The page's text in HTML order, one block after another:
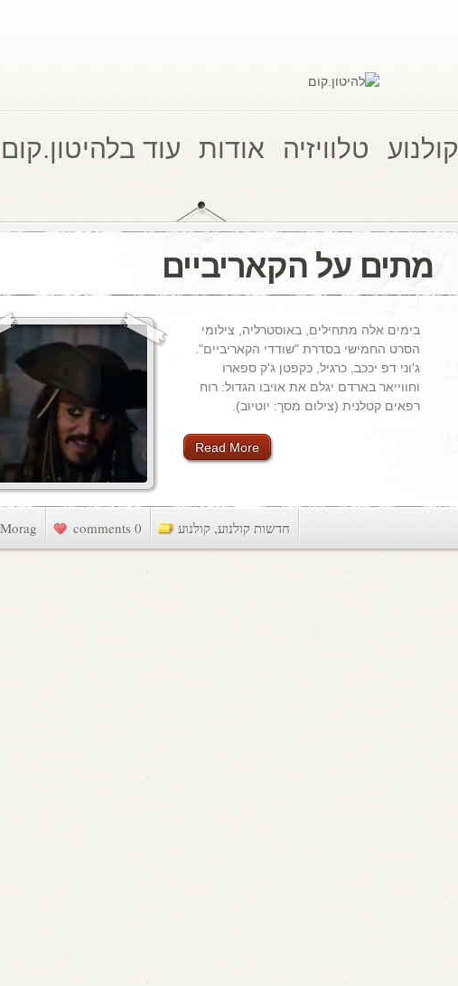
קולנוע טלוויזיה אודות עוד בלהיטון.קום
מתים על הקאריביים
בימים אלה מתחילים, באוסטרליה, צילומי
הסרט החמישי בסדרת "שודדי הקאריביים".
ג'וני דפ יככב, כרגיל, כקפטן ג'ק ספארו
וחווייאר בארדם יגלם את אויבו הגדול: רוח
רפאים קטלנית (צילום מסך: יוטיוב).
Read More
0 comments חדשות קולנוע, קולנוע